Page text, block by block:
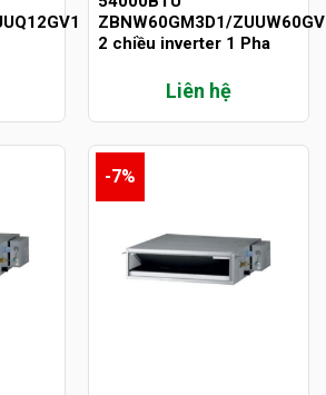
ZBNW60GM3D1/
2 chiều inverter 1 Pha
Liên hệ
-7%